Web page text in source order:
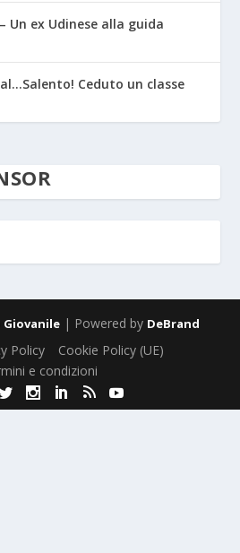
Un ex Udinese alla guida
Ceduto un classe
| Powered by DeBrand
Policy
Cookie Policy (UE)
e condizioni